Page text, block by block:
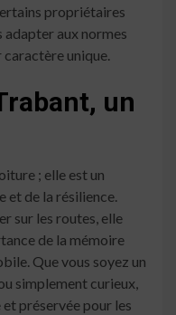
propriétaires
aux normes
unique.
un
; elle est un
et de la résilience.
sur les routes, elle
de la mémoire
Que vous soyez un
simplement curieux,
préservée pour les